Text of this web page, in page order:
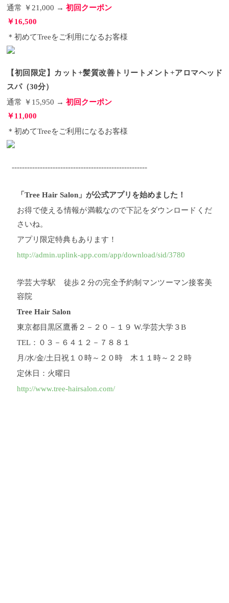
通常 ￥21,000 → 初回クーポン
￥16,500
＊初めてTreeをご利用になるお客様
【初回限定】カット+髪質改善トリートメント+アロマヘッド
スパ（30分）
通常 ￥15,950 → 初回クーポン
￥11,000
＊初めてTreeをご利用になるお客様
-----------------------------------------------------
「Tree Hair Salon」が公式アプリを始めました！
お得で使える情報が満載なので下記をダウンロードくだ
さいね。
アプリ限定特典もあります！
http://admin.uplink-app.com/app/download/sid/3780
学芸大学駅 徒歩２分の完全予約制マンツーマン接客美
容院
Tree Hair Salon
東京都目黒区鷹番２－２０－１９ W.学芸大学３B
TEL：０３－６４１２－７８８１
月/水/金/土日祝１０時～２０時 木１１時～２２時
定休日：火曜日
http://www.tree-hairsalon.com/